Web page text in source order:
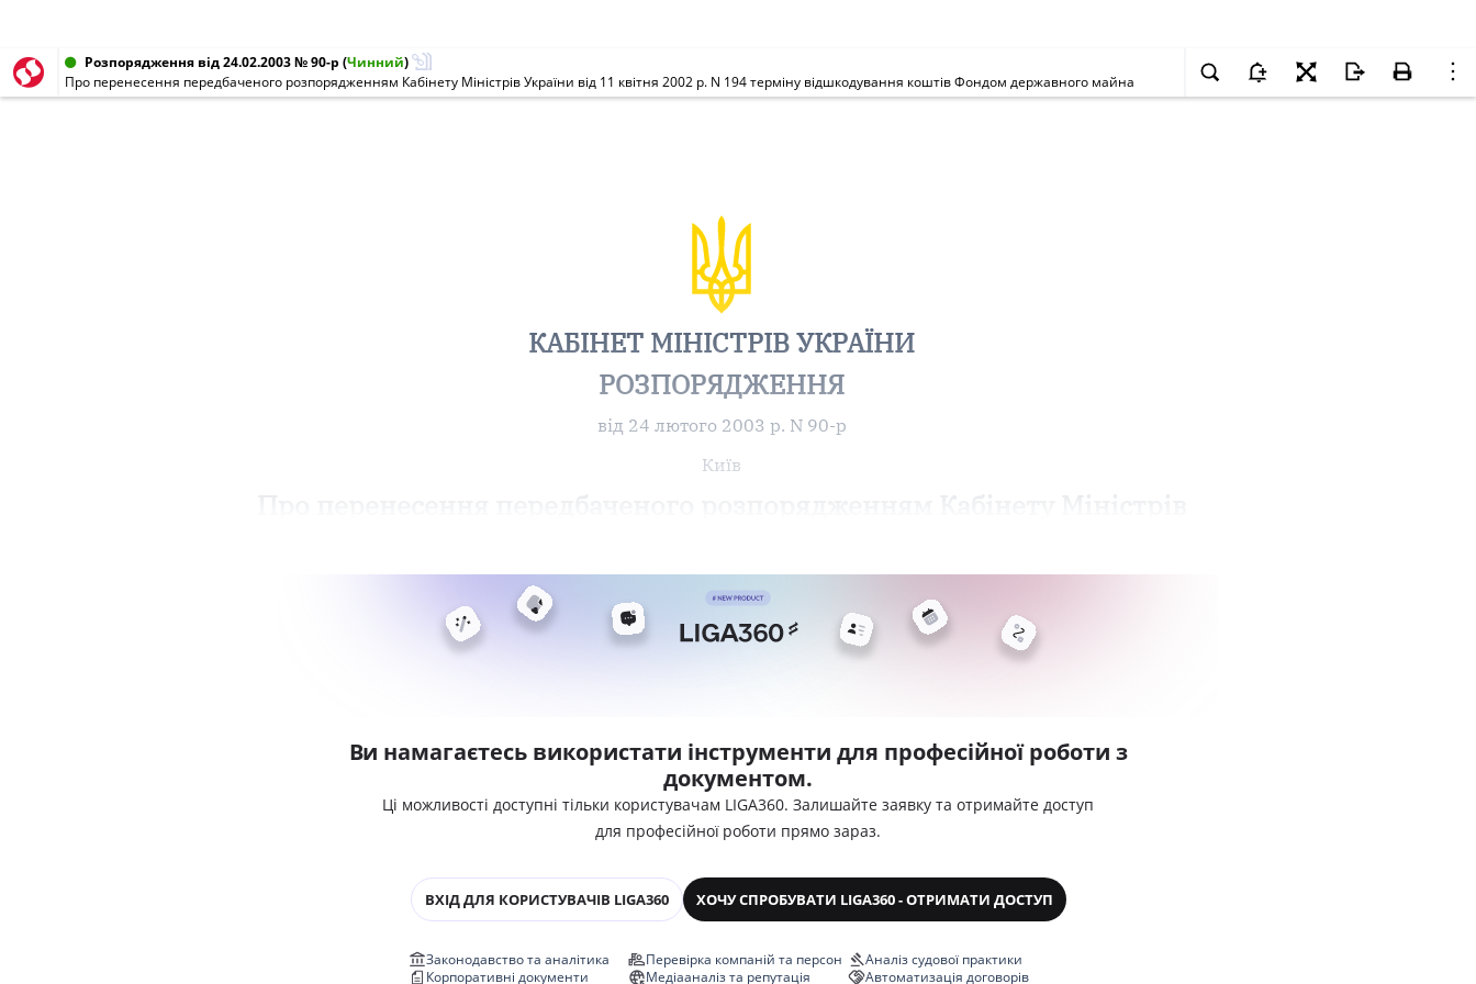
Розпорядження від 24.02.2003 № 90-р (Чинний)
Про перенесення передбаченого розпорядженням Кабінету Міністрів України від 11 квітня 2002 р. N 194 терміну відшкодування коштів Фондом державного майна
КАБІНЕТ МІНІСТРІВ УКРАЇНИ
РОЗПОРЯДЖЕННЯ
від 24 лютого 2003 р. N 90-р
Київ
Ви намагаєтесь використати інструменти для професійної роботи з
документом.
Ці можливості доступні тільки користувачам LIGA360. Залишайте заявку та отримайте доступ
для професійної роботи прямо зараз.
ВХІД ДЛЯ КОРИСТУВАЧІВ LIGA360 ХОЧУ СПРОБУВАТИ LIGA360 - ОТРИМАТИ ДОСТУП
Законодавство та аналітика
Корпоративні документи
Перевірка компаній та персон
Медіааналіз та репутація
Аналіз судової практики
Автоматизація договорів